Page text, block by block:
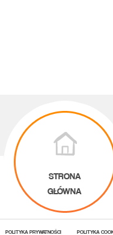
STRONA
GŁÓWNA
POLITYKA PRYWATNOŚCI POLITYKA